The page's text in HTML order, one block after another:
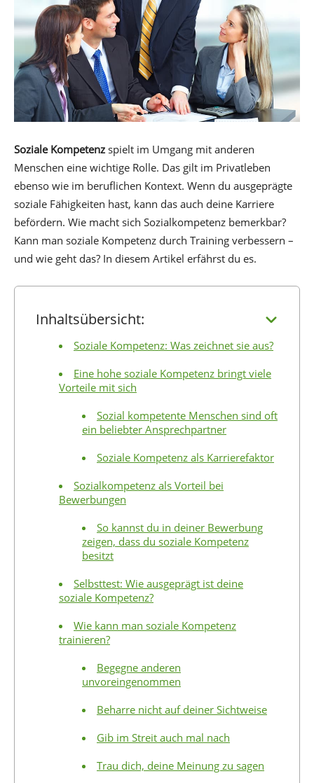
Soziale Kompetenz spielt im Umgang mit anderen
Menschen eine wichtige Rolle. Das gilt im Privatleben
ebenso wie im beruflichen Kontext. Wenn du ausgeprägte
soziale Fähigkeiten hast, kann das auch deine Karriere
befördern. Wie macht sich Sozialkompetenz bemerkbar?
Kann man soziale Kompetenz durch Training verbessern –
und wie geht das? In diesem Artikel erfährst du es.
Inhaltsübersicht:
Soziale Kompetenz: Was zeichnet sie aus?
Eine hohe soziale Kompetenz bringt viele
Vorteile mit sich
Sozial kompetente Menschen sind oft
ein beliebter Ansprechpartner
Soziale Kompetenz als Karrierefaktor
Sozialkompetenz als Vorteil bei
Bewerbungen
So kannst du in deiner Bewerbung
zeigen, dass du soziale Kompetenz
besitzt
Selbsttest: Wie ausgeprägt ist deine
soziale Kompetenz?
Wie kann man soziale Kompetenz
trainieren?
Begegne anderen
unvoreingenommen
Beharre nicht auf deiner Sichtweise
Gib im Streit auch mal nach
Trau dich, deine Meinung zu sagen